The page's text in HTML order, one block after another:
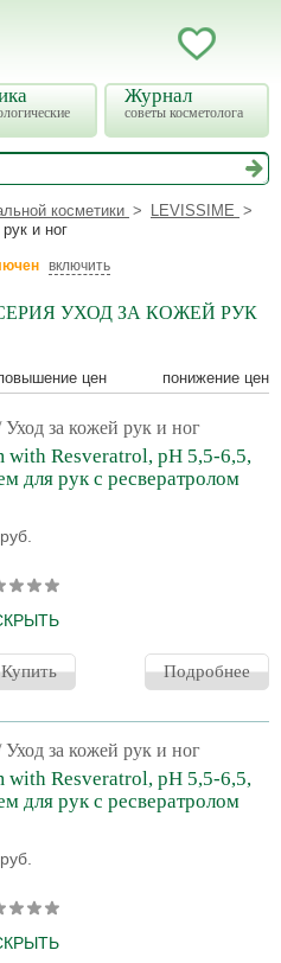
Журнал
советы косметолога
косметики
LEVISSIME
и ног
включить
УХОД ЗА КОЖЕЙ РУК
цен понижение цен
Уход за кожей рук и ног
with Resveratrol, рН 5,5-6,5,
для рук с ресвератролом
руб.
LeviSsime Hands Cream with
действия внешних
и аллантоин помогают
действие. Ресвератрол,
сортов винограда,
способствует
в регенерации.
Купить Подробнее
Уход за кожей рук и ног
with Resveratrol, рН 5,5-6,5,
для рук с ресвератролом
руб.